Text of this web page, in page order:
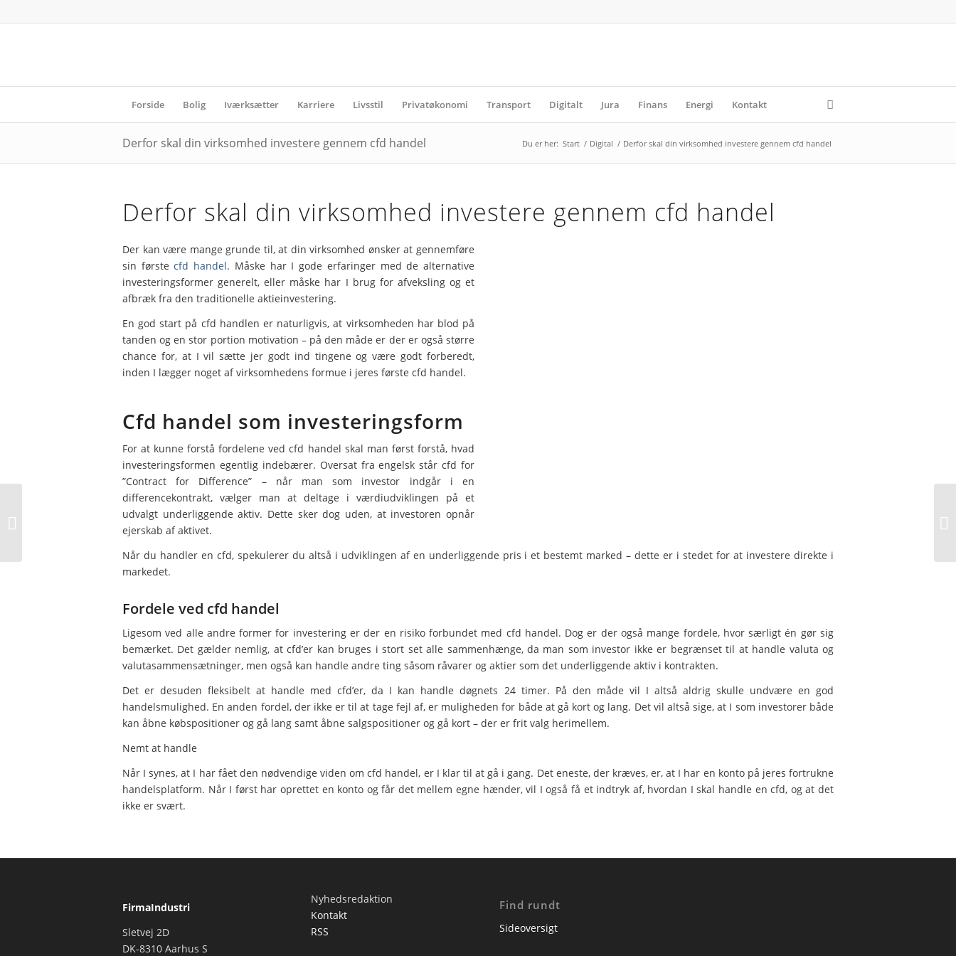
Forside Bolig Iværksætter Karriere Livsstil Privatøkonomi Transport Digitalt Jura Finans Energi Kontakt
Derfor skal din virksomhed investere gennem cfd handel Du er her: Start / Digital / Derfor skal din virksomhed investere gennem cfd handel
Derfor skal din virksomhed investere gennem cfd handel
Der kan være mange grunde til, at din virksomhed ønsker at gennemføre
sin førstecfd handel. Måske har I gode erfaringer med de alternative
investeringsformer generelt, eller måske har I brug for afveksling og et
afbræk fra den traditionelle aktieinvestering.
En god start på cfd handlen er naturligvis, at virksomheden har blod på
tanden og en stor portion motivation – på den måde er der er også større
chance for, at I vil sætte jer godt ind tingene og være godt forberedt,
inden I lægger noget af virksomhedens formue i jeres første cfd handel.
Cfd handel som investeringsform
For at kunne forstå fordelene ved cfd handel skal man først forstå, hvad
investeringsformen egentlig indebærer. Oversat fra engelsk står cfd for
”Contract for Difference” – når man som investor indgår i en
differencekontrakt, vælger man at deltage i værdiudviklingen på et
udvalgt underliggende aktiv. Dette sker dog uden, at investoren opnår
ejerskab af aktivet.
Når du handler en cfd, spekulerer du altså i udviklingen af en underliggende pris i et bestemt marked – dette er i stedet for at investere direkte i
markedet.
Fordele ved cfd handel
Ligesom ved alle andre former for investering er der en risiko forbundet med cfd handel. Dog er der også mange fordele, hvor særligt én gør sig
bemærket. Det gælder nemlig, at cfd’er kan bruges i stort set alle sammenhænge, da man som investor ikke er begrænset til at handle valuta og
valutasammensætninger, men også kan handle andre ting såsom råvarer og aktier som det underliggende aktiv i kontrakten.
Det er desuden fleksibelt at handle med cfd’er, da I kan handle døgnets 24 timer. På den måde vil I altså aldrig skulle undvære en god
handelsmulighed. En anden fordel, der ikke er til at tage fejl af, er muligheden for både at gå kort og lang. Det vil altså sige, at I som investorer både
kan åbne købspositioner og gå lang samt åbne salgspositioner og gå kort – der er frit valg herimellem.
Nemt at handle
Når I synes, at I har fået den nødvendige viden om cfd handel, er I klar til at gå i gang. Det eneste, der kræves, er, at I har en konto på jeres fortrukne
handelsplatform. Når I først har oprettet en konto og får det mellem egne hænder, vil I også få et indtryk af, hvordan I skal handle en cfd, og at det
ikke er svært.
FirmaIndustri
Sletvej 2D
DK-8310 Aarhus S
Nyhedsredaktion
Kontakt
RSS
Find rundt
Sideoversigt
Forretningsplan – Kom godt i gang